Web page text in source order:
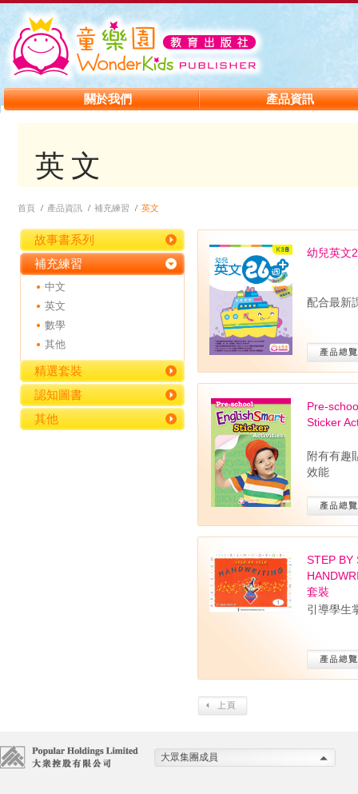
關於我們 產品資訊
英文
首頁 產品資訊 補充練習 英文
故事書系列
補充練習
中文
英文
數學
其他
精選套裝
認知圖書
其他
幼兒英文
配合最新
Pre-
Sticker
附有有趣
效能
STEP BY
套裝
引導學生
大眾集團成員